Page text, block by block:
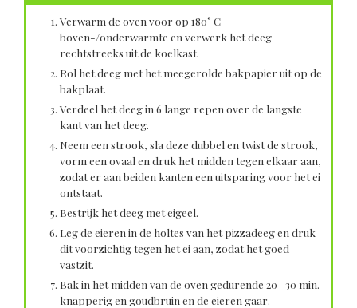
Verwarm de oven voor op 180° C
boven-/onderwarmte en verwerk het deeg
rechtstreeks uit de koelkast.
Rol het deeg met het meegerolde bakpapier uit op de
bakplaat.
Verdeel het deeg in 6 lange repen over de langste
kant van het deeg.
Neem een strook, sla deze dubbel en twist de strook,
vorm een ovaal en druk het midden tegen elkaar aan,
zodat er aan beiden kanten een uitsparing voor het ei
ontstaat.
Bestrijk het deeg met eigeel.
Leg de eieren in de holtes van het pizzadeeg en druk
dit voorzichtig tegen het ei aan, zodat het goed
vastzit.
Bak in het midden van de oven gedurende 20- 30 min.
knapperig en goudbruin en de eieren gaar.